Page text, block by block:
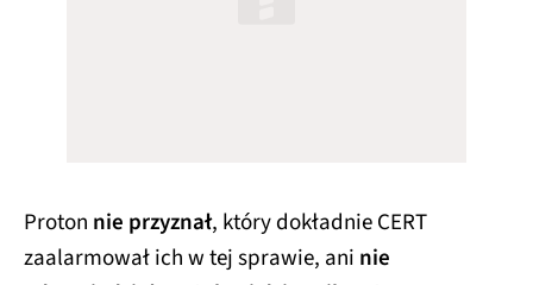
Proton nie przyznał, który dokładnie CERT
zaalarmował ich w tej sprawie, ani nie